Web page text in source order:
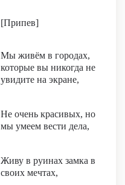
[Припев]
Мы живём в городах,
которые вы никогда не
увидите на экране,
Не очень красивых, но
мы умеем вести дела,
Живу в руинах замка в
своих мечтах,